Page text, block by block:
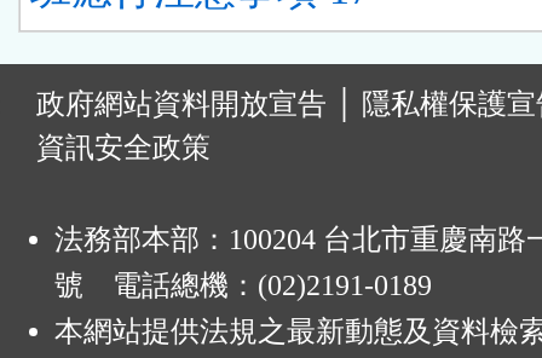
政府網站資料開放宣告
隱私權保護
資訊安全政策
法務部本部：100204 台北市重慶南路
號 電話總機：(02)2191-0189
本網站提供法規之最新動態及資料檢